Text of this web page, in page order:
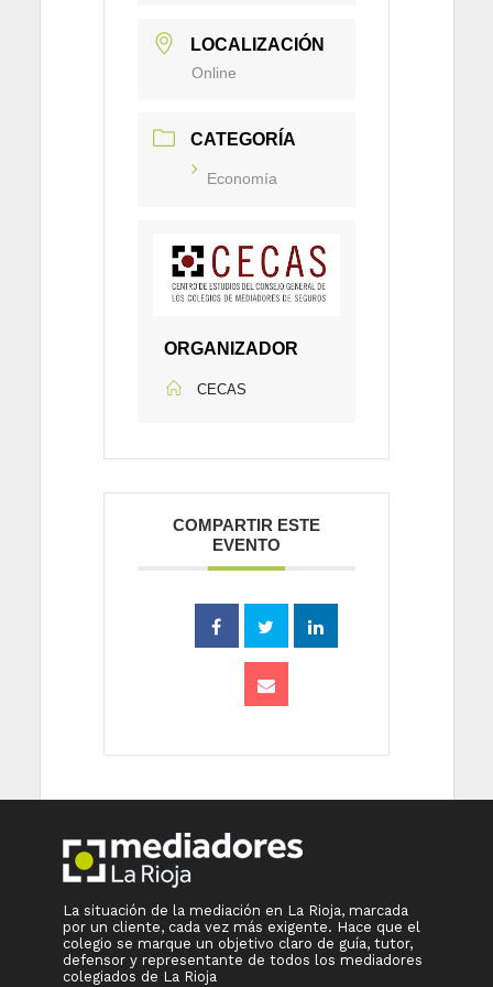
LOCALIZACIÓN
Online
CATEGORÍA
Economía
ORGANIZADOR
CECAS
COMPARTIR ESTE
EVENTO
La situación de la mediación en La Rioja, marcada
por un cliente, cada vez más exigente. Hace que el
colegio se marque un objetivo claro de guía, tutor,
defensor y representante de todos los mediadores
colegiados de La Rioja